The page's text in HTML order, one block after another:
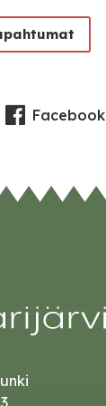
Facebook